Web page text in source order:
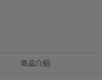
商品介紹